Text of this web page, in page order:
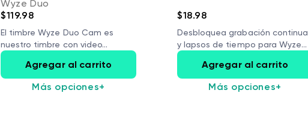
Wyze Duo
$119.98
El timbre Wyze Duo Cam es
nuestro timbre con video...
Agregar al carrito
Más opciones+
$18.98
Desbloquea grabación continua
y lapsos de tiempo para Wyze
Cams...
Agregar al carrito
Más opciones+